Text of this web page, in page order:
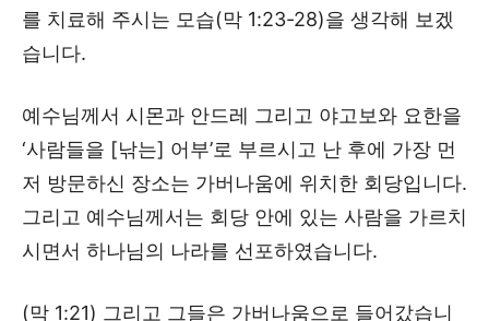
를 치료해 주시는 모습(막 1:23-28)을 생각해 보겠
습니다.
예수님께서 시몬과 안드레 그리고 야고보와 요한을
‘사람들을 [낚는] 어부’로 부르시고 난 후에 가장 먼
저 방문하신 장소는 가버나움에 위치한 회당입니다.
그리고 예수님께서는 회당 안에 있는 사람을 가르치
시면서 하나님의 나라를 선포하였습니다.
(막 1:21) 그리고 그들은 가버나움으로 들어갔습니